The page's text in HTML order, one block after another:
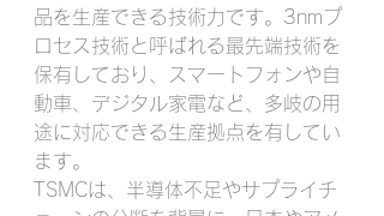
品を生産できる技術力です。 3nmプ
ロセス技術と呼ばれる最先端技術を
保有しており、スマートフォンや自
動車、デジタル家電など、多岐の用
途に対応できる生産拠点を有してい
ます。﻿
TSMCは、半導体不足やサプライチ